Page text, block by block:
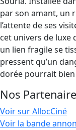
par son amant, un
l’attente de ses
cet univers de luxe
un lien fragile se
pressent qu’un
dorée pourrait
Nos
Voir sur AllocCiné
Voir la bande